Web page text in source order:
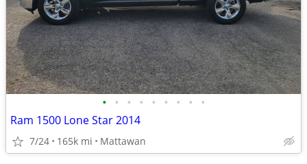
• • • • • • • • •
Ram 1500 Lone Star 2014
7/24 165k mi Mattawan